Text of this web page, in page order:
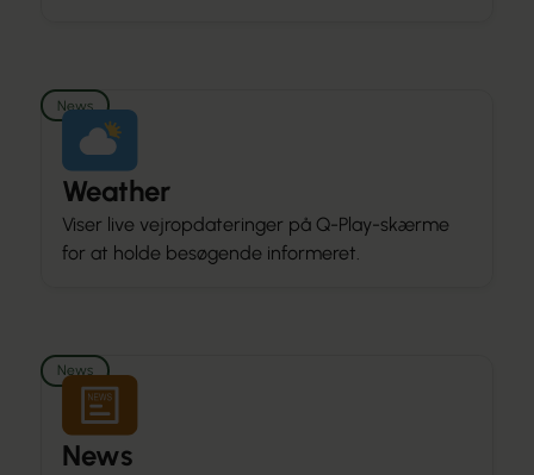
News
Weather
Viser live vejropdateringer på Q-Play-skærme
for at holde besøgende informeret.
News
News